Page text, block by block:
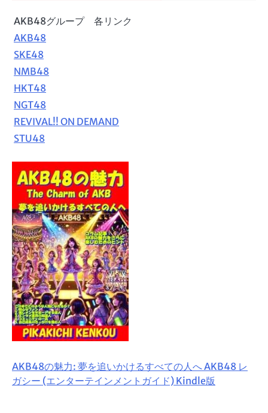
AKB48グループ 各リンク
AKB48
SKE48
NMB48
HKT48
NGT48
REVIVAL!! ON DEMAND
STU48
AKB48の魅力: 夢を追いかけるすべての人へ AKB48 レ
ガシー (エンターテインメントガイド) Kindle版